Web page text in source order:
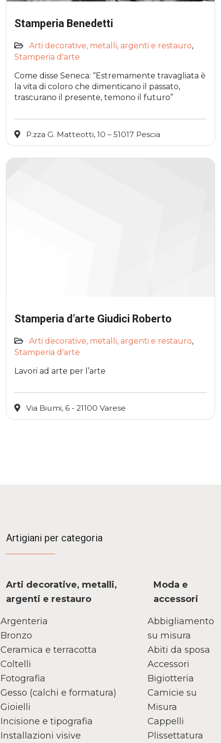
Stamperia Benedetti
Arti decorative, metalli, argenti e restauro,
Stamperia d'arte
Come disse Seneca: “Estremamente travagliata è
la vita di coloro che dimenticano il passato,
trascurano il presente, temono il futuro”
P.zza G. Matteotti, 10 – 51017 Pescia
Stamperia d’arte Giudici Roberto
Arti decorative, metalli, argenti e restauro,
Stamperia d'arte
Lavori ad arte per l’arte
Via Biumi, 6 - 21100 Varese
Artigiani per categoria
Arti decorative, metalli,
argenti e restauro
Argenteria
Bronzo
Ceramica e terracotta
Coltelli
Fotografia
Gesso (calchi e formatura)
Gioielli
Incisione e tipografia
Installazioni visive
Moda e
accessori
Abbigliamento
su misura
Abiti da sposa
Accessori
Bigiotteria
Camicie su
Misura
Cappelli
Plissettatura